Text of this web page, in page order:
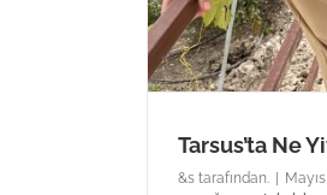
Tarsus’ta Ne
&s tarafından. |